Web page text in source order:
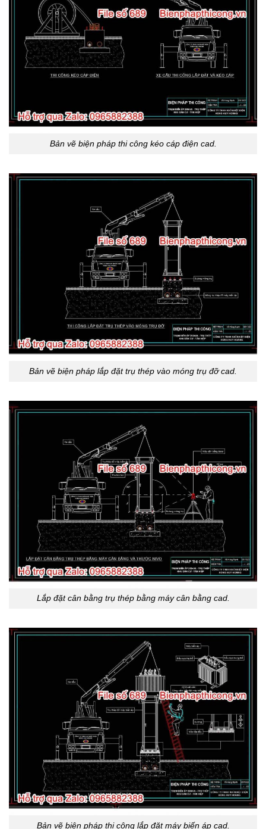
Bản vẽ biện pháp thi công kéo cáp điện cad.
Bản vẽ biện pháp lắp đặt trụ thép vào móng trụ đỡ cad.
Lắp đặt cân bằng trụ thép bằng máy cân bằng cad.
Bản vẽ biện pháp thi công lắp đặt máy biến áp cad.